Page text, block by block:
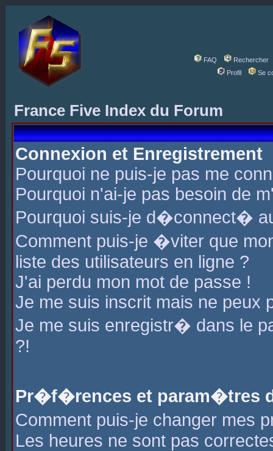
FAQ
Rechercher
Profil
Se
France Five Index du Forum
Connexion et Enregistrement
Pourquoi ne puis-je pas me
Pourquoi n'ai-je pas besoin de
Pourquoi suis-je d�connect�
Comment puis-je �viter que
liste des utilisateurs en ligne ?
J'ai perdu mon mot de passe !
Je me suis inscrit mais ne peux
Je me suis enregistr� dans le
?!
Pr�f�rences et param�tres
Comment puis-je changer mes
Les heures ne sont pas